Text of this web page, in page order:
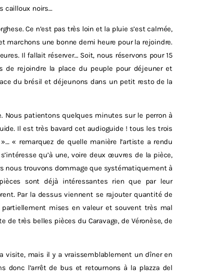
cailloux noirs…
Ce n’est pas très loin et la pluie s’est calmée,
marchons une bonne demi heure pour la rejoindre.
Il fallait réserver… Soit, nous réservons pour 15
de rejoindre la place du peuple pour déjeuner et
du brésil et déjeunons dans un petit resto de la
Nous patientons quelques minutes sur le perron à
Il est très bavard cet audioguide ! tous les trois
« remarquez de quelle manière l’artiste a rendu
qu’à une, voire deux œuvres de la pièce,
nous trouvons dommage que systématiquement à
sont déjà intéressantes rien que par leur
Par la dessus viennent se rajouter quantité de
mises en valeur et souvent très mal
de très belles pièces du Caravage, de Véronèse, de
visite, mais il y a vraissemblablement un dîner en
donc l’arrêt de bus et retournons à la plazza del